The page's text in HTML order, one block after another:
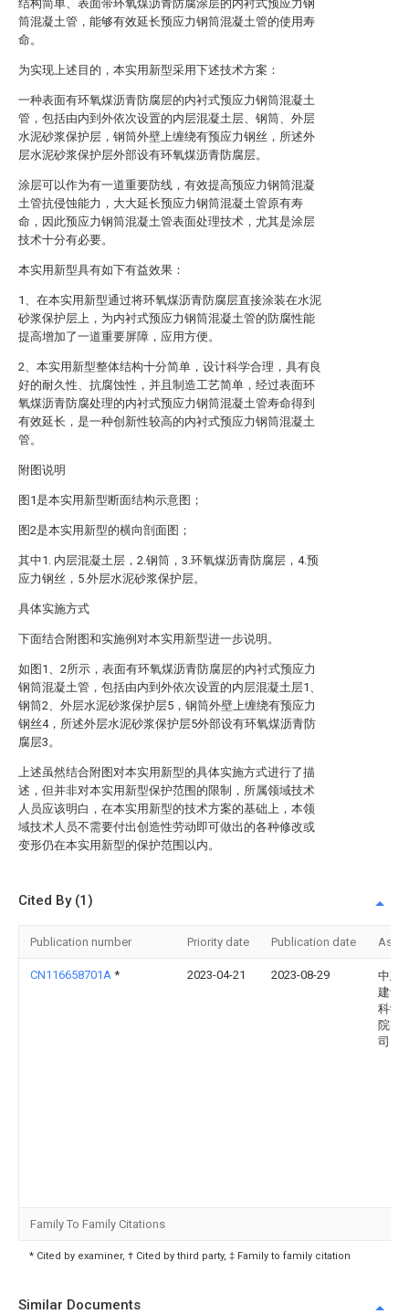
结构简单、表面带环氧煤沥青防腐涂层的内衬式预应力钢
筒混凝土管，能够有效延长预应力钢筒混凝土管的使用寿
命。
为实现上述目的，本实用新型采用下述技术方案：
一种表面有环氧煤沥青防腐层的内衬式预应力钢筒混凝土
管，包括由内到外依次设置的内层混凝土层、钢筒、外层
水泥砂浆保护层，钢筒外壁上缠绕有预应力钢丝，所述外
层水泥砂浆保护层外部设有环氧煤沥青防腐层。
涂层可以作为有一道重要防线，有效提高预应力钢筒混凝
土管抗侵蚀能力，大大延长预应力钢筒混凝土管原有寿
命，因此预应力钢筒混凝土管表面处理技术，尤其是涂层
技术十分有必要。
本实用新型具有如下有益效果：
1、在本实用新型通过将环氧煤沥青防腐层直接涂装在水泥
砂浆保护层上，为内衬式预应力钢筒混凝土管的防腐性能
提高增加了一道重要屏障，应用方便。
2、本实用新型整体结构十分简单，设计科学合理，具有良
好的耐久性、抗腐蚀性，并且制造工艺简单，经过表面环
氧煤沥青防腐处理的内衬式预应力钢筒混凝土管寿命得到
有效延长，是一种创新性较高的内衬式预应力钢筒混凝土
管。
附图说明
图1是本实用新型断面结构示意图；
图2是本实用新型的横向剖面图；
其中1. 内层混凝土层，2.钢筒，3.环氧煤沥青防腐层，4.预
应力钢丝，5.外层水泥砂浆保护层。
具体实施方式
下面结合附图和实施例对本实用新型进一步说明。
如图1、2所示，表面有环氧煤沥青防腐层的内衬式预应力
钢筒混凝土管，包括由内到外依次设置的内层混凝土层1、
钢筒2、外层水泥砂浆保护层5，钢筒外壁上缠绕有预应力
钢丝4，所述外层水泥砂浆保护层5外部设有环氧煤沥青防
腐层3。
上述虽然结合附图对本实用新型的具体实施方式进行了描
述，但并非对本实用新型保护范围的限制，所属领域技术
人员应该明白，在本实用新型的技术方案的基础上，本领
域技术人员不需要付出创造性劳动即可做出的各种修改或
变形仍在本实用新型的保护范围以内。
Cited By (1)
Publication number Priority date Publication date
CN116658701A * 2023-04-21 2023-08-29
中建
建设
科学
院有
司
Family To Family Citations
* Cited by examiner, † Cited by third party, ‡ Family to family citation
Similar Documents